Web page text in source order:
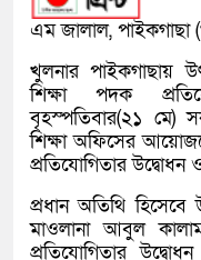
এম জালাল, পাইকগাছা
খুলনার পাইকগাছায়
শিক্ষা পদক
বৃহস্পতিবার(২১ মে)
শিক্ষা অফিসের
প্রতিযোগিতার উদ্বোধন
প্রধান অতিথি
মাওলানা আবুল
প্রতিযোগিতার